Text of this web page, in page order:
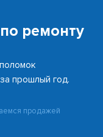
ремонту
прошлый год.
продажей